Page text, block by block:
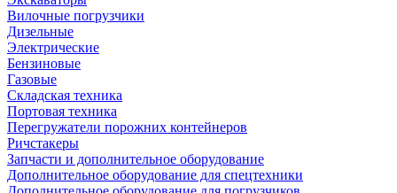
Вилочные погрузчики
Дизельные
Электрические
Бензиновые
Газовые
Складская техника
Портовая техника
Перегружатели порожних контейнеров
Ричстакеры
Запчасти и дополнительное оборудование
Дополнительное оборудование для спецтехники